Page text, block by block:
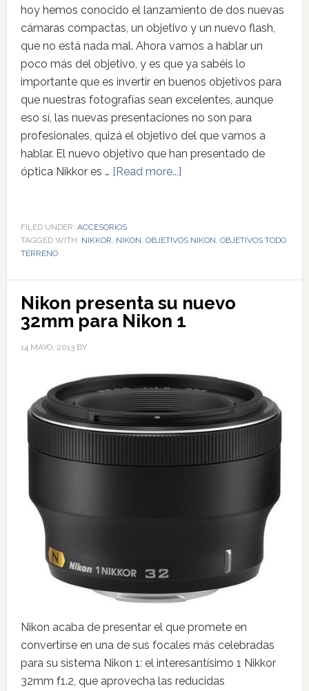
hoy hemos conocido el lanzamiento de dos nuevas
cámaras compactas, un objetivo y un nuevo flash,
que no está nada mal. Ahora vamos a hablar un
poco más del objetivo, y es que ya sabéis lo
importante que es invertir en buenos objetivos para
que nuestras fotografías sean excelentes, aunque
eso sí, las nuevas presentaciones no son para
profesionales, quizá el objetivo del que vamos a
hablar. El nuevo objetivo que han presentado de
óptica Nikkor es … [Read more...]
FILED UNDER: ACCESORIOS
TAGGED WITH: NIKKOR, NIKON, OBJETIVOS NIKON, OBJETIVOS TODO
TERRENO
Nikon presenta su nuevo
32mm para Nikon 1
14 MAYO, 2013BY
Nikon acaba de presentar el que promete en
convertirse en una de sus focales más celebradas
para su sistema Nikon 1: el interesantísimo 1 Nikkor
32mm f1.2, que aprovecha las reducidas